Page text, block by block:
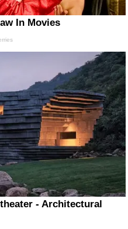
In Movies
- Architectural